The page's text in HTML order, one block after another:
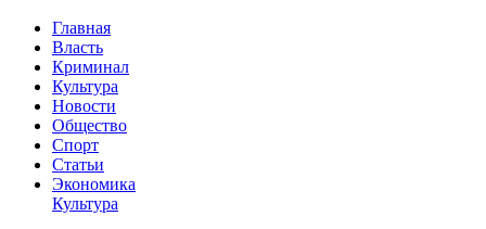
Главная
Власть
Криминал
Культура
Новости
Общество
Спорт
Статьи
Экономика
Культура